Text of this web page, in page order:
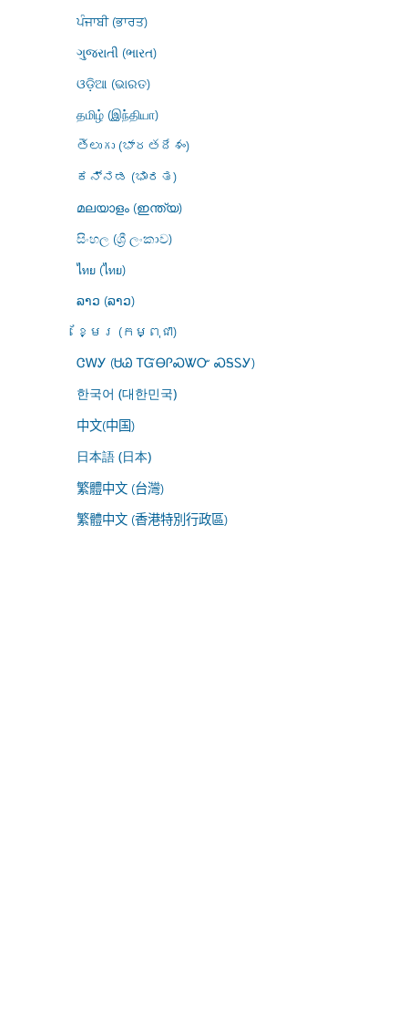
ਪੰਜਾਬੀ (ਭਾਰਤ)
ગુજરાતી (ભારત)
ଓଡ଼ିଆ (ଭାରତ)
தமிழ் (இந்தியா)
తెలుగు (భారతదేశం)
ಕನ್ನಡ (ಭಾರತ)
മലയാളം (ഇന്ത്യ)
සිංහල (ශ්‍රී ලංකාව)
ไทย (ไทย)
ລາວ (ລາວ)
ខ្មែរ (កម្ពុជា)
ᏣᎳᎩ (ᏌᏊ ᎢᏳᎾᎵᏍᏔᏅ ᏍᎦᏚᎩ)
한국어 (대한민국)
中文(中国)
日本語 (日本)
繁體中文 (台灣)
繁體中文 (香港特別行政區)